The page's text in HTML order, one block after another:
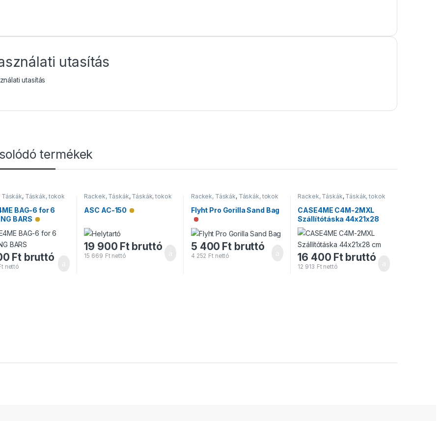
utasítás
utasítás
termékek
Táskák, Táskák, tokok
BAG-6 for 6
BARS
Alacsony raktárkészlet
Ft bruttó
nettó
Rackek, Táskák, Táskák, tokok
ASC AC-150 Alacsony raktárkészlet
19 900 Ftbruttó
15 669 Ftnettó
Rackek, Táskák, Táskák, tokok
Flyht Pro Gorilla Sand Bag
Nincs raktáron
5 400 Ft bruttó
4 252 Ft nettó
Rackek, Táskák, Táskák, tokok
CASE4ME C4M-2MXL
Szállítótáska 44x21x28
cm
Alacsony raktárkészlet
16 400 Ft bruttó
12 913 Ftnettó